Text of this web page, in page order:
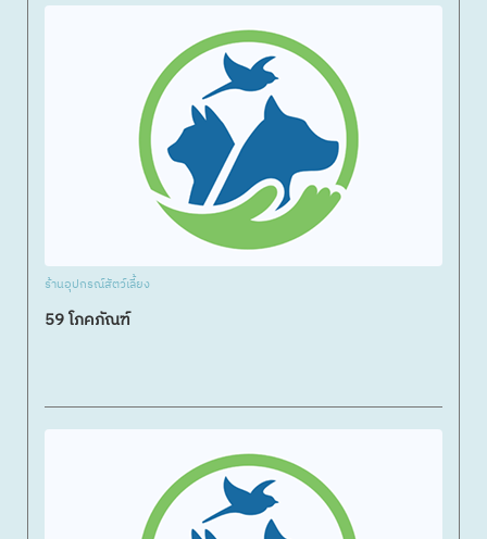
ร้านอุปกรณ์สัตว์เลี้ยง
59 โภคภัณฑ์